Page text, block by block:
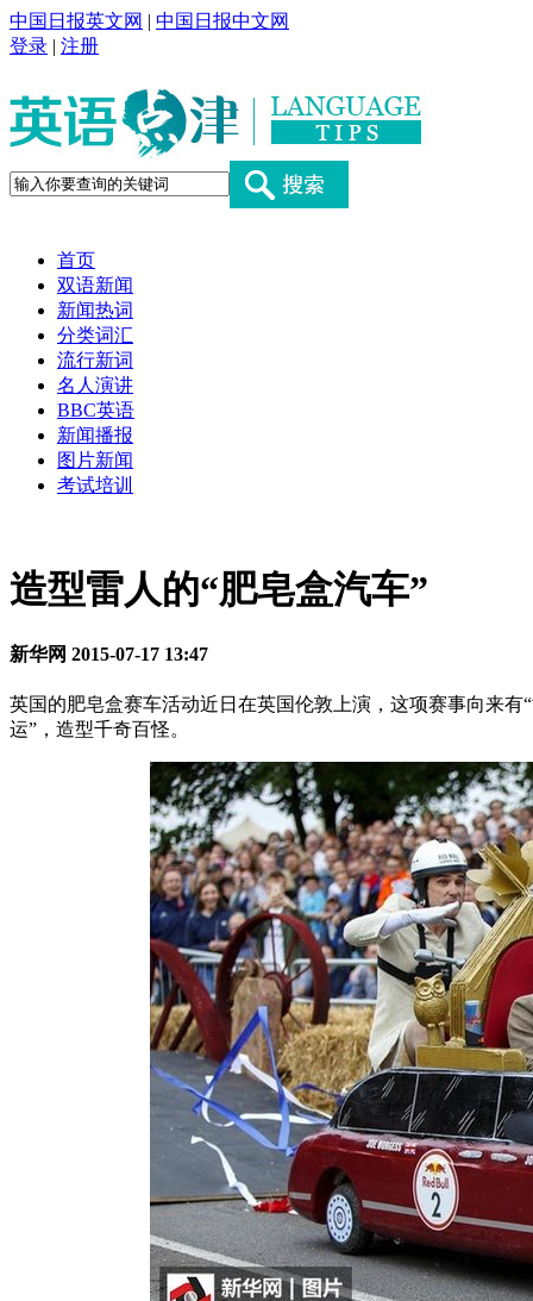
中国日报英文网 | 中国日报中文网
登录 | 注册
首页
双语新闻
新闻热词
分类词汇
流行新词
名人演讲
BBC英语
新闻播报
图片新闻
考试培训
造型雷人的“肥皂盒汽车”
新华网 2015-07-17 13:47
英国的肥皂盒赛车活动近日在英国伦敦上演，这项赛事向来
运”，造型千奇百怪。